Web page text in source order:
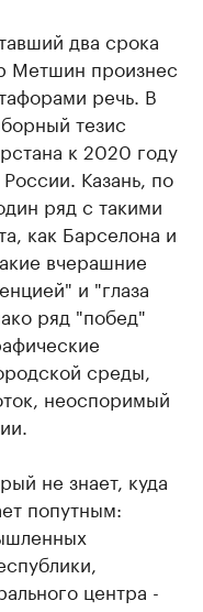
два срока
Метшин произнес
речь. В
тезис
к 2020 году
Казань, по
ряд с такими
как Барселона и
вчерашние
и "глаза
ряд "побед"
среды,
неоспоримый
не знает, куда
попутным:
центра -